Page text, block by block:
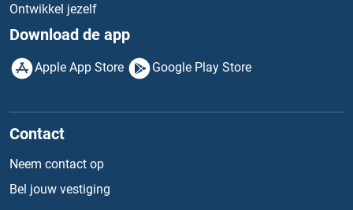
Ontwikkel jezelf
Download de app
Apple App Store Google Play Store
Contact
Neem contact op
Bel jouw vestiging